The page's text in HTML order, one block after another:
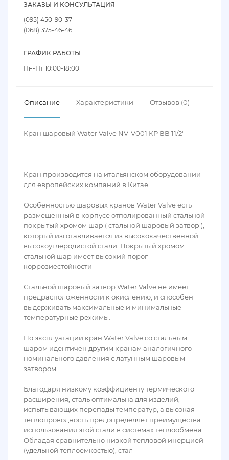
ЗАКАЗЫ И КОНСУЛЬТАЦИЯ
(095) 450-90-37
(068) 375-46-46
ГРАФИК РАБОТЫ
Пн-Пт 10:00-18:00
Описание Характеристики Отзывов (0)
Кран шаровый Water Valve NV-V001 КР ВВ 11/2"
Кран производится на итальянском оборудовании
для европейских компаний в Китае.
Особенностью шаровых кранов Water Valve есть
размещенный в корпусе отполированный стальной
покрытый хромом шар ( стальной шаровый затвор ),
который изготавливается из высококачественной
высокоуглеродистой стали. Покрытый хромом
стальной шар имеет высокий порог
коррозиестойкости
Стальной шаровый затвор Water Valve не имеет
предрасположенности к окислению, и способен
выдерживать максимальные и минимальные
температурные режимы.
По эксплуатации кран Water Valve со стальным
шаром идентичен другим кранам аналогичного
номинального давления с латунным шаровым
затвором.
Благодаря низкому коэффициенту термического
расширения, сталь оптимальна для изделий,
испытывающих перепады температур, а высокая
теплопроводность предопределяет преимущества
использования этой стали в системах теплообмена.
Обладая сравнительно низкой тепловой инерцией
(удельной теплоемкостью), стал